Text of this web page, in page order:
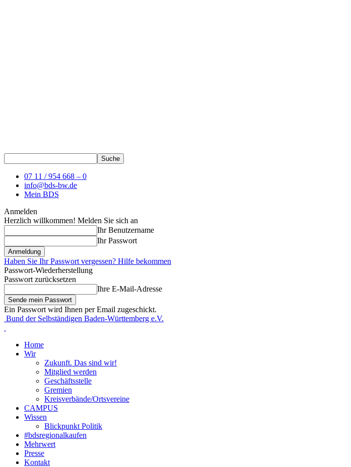
07 11 / 954 668 – 0
info@bds-bw.de
Mein BDS
Anmelden
Herzlich willkommen! Melden Sie sich an
Ihr Benutzername
Ihr Passwort
Haben Sie Ihr Passwort vergessen? Hilfe bekommen
Passwort-Wiederherstellung
Passwort zurücksetzen
Ihre E-Mail-Adresse
Ein Passwort wird Ihnen per Email zugeschickt.
Bund der Selbständigen Baden-Württemberg e.V.
Home
Wir
Zukunft. Das sind wir!
Mitglied werden
Geschäftsstelle
Gremien
Kreisverbände/Ortsvereine
CAMPUS
Wissen
Blickpunkt Politik
#bdsregionalkaufen
Mehrwert
Presse
Kontakt